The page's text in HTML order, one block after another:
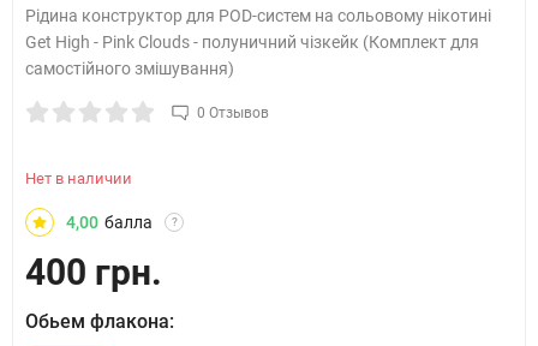
Рідина конструктор для POD-систем на сольовому нікотині
Get High - Pink Clouds - полуничний чізкейк (Комплект для
самостійного змішування)
0 Отзывов
Нет в наличии
4,00 балла ?
400 грн.
Обьем флакона: